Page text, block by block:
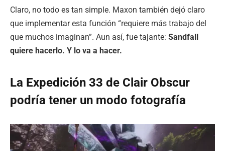
Claro, no todo es tan simple. Maxon también dejó claro
que implementar esta función “requiere más trabajo del
que muchos imaginan”. Aun así, fue tajante: Sandfall
quiere hacerlo. Y lo va a hacer.
La Expedición 33 de Clair Obscur
podría tener un modo fotografía